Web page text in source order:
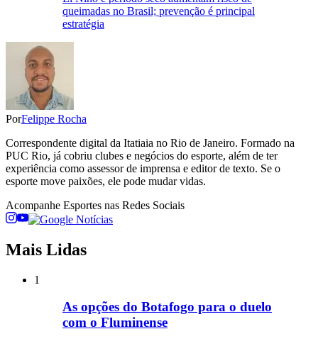
queimadas no Brasil; prevenção é principal
estratégia
PorFelippe Rocha
Correspondente digital da Itatiaia no Rio de Janeiro. Formado na
PUC Rio, já cobriu clubes e negócios do esporte, além de ter
experiência como assessor de imprensa e editor de texto. Se o
esporte move paixões, ele pode mudar vidas.
Acompanhe Esportes nas Redes Sociais
Mais Lidas
1
As opções do Botafogo para o duelo
com o Fluminense